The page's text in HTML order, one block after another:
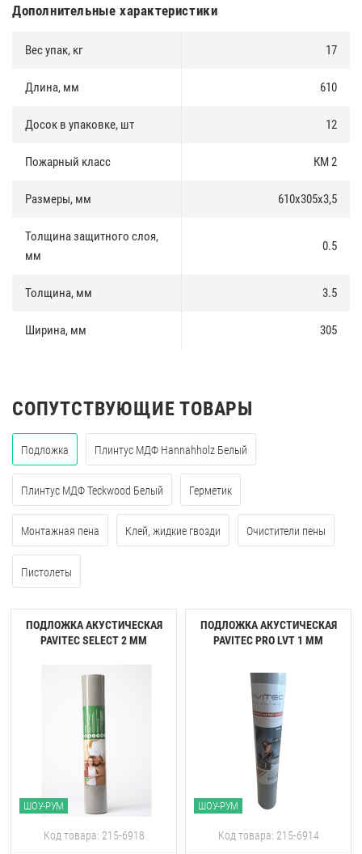
Дополнительные характеристики
Вес упак, кг 17
Длина, мм 610
Досок в упаковке, шт 12
Пожарный класс КМ 2
Размеры, мм 610х305х3,5
Толщина защитного слоя,
мм
0.5
Толщина, мм 3.5
Ширина, мм 305
СОПУТСТВУЮЩИЕ ТОВАРЫ
Подложка Плинтус МДФ Hannahholz Белый
Плинтус МДФ Teckwood Белый Герметик
Монтажная пена Клей, жидкие гвозди Очистители пены
Пистолеты
ПОДЛОЖКА АКУСТИЧЕСКАЯ
PAVITEC SELECT 2 ММ
ШОУ-РУМ
Код товара: 215-6918
ПОДЛОЖКА АКУСТИЧЕСКАЯ
PAVITEC PRO LVT 1 ММ
ШОУ-РУМ
Код товара: 215-6914